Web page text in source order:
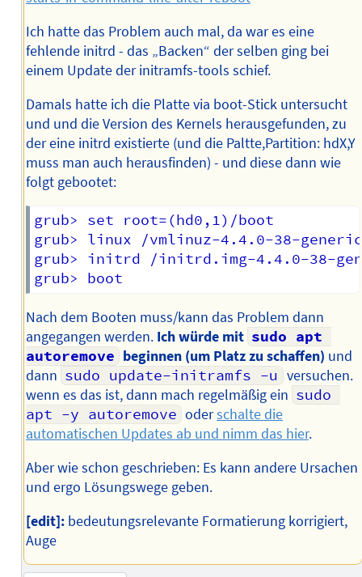
Ich hatte das Problem auch mal, da war es eine
fehlende initrd - das „Backen“ der selben ging bei
einem Update der initramfs-tools schief.
Damals hatte ich die Platte via boot-Stick untersucht
und und die Version des Kernels herausgefunden, zu
der eine initrd existierte (und die Paltte,Partition: hdX,Y
muss man auch herausfinden) - und diese dann wie
folgt gebootet:
grub> set root=(hd0,1)/boot
grub> linux /vmlinuz-4.4.0-38-
grub> initrd /initrd.img-4.4.0-38-
Nach dem Booten muss/kann das Problem dann
angegangen werden. Ich würde mit sudo apt
autoremove beginnen (um Platz zu schaffen) und
dann sudo update-initramfs -u versuchen.
wenn es das ist, dann mach regelmäßig ein sudo
apt -y autoremove oderschalte die
automatischen Updates ab und nimm das hier.
Aber wie schon geschrieben: Es kann andere Ursachen
und ergo Lösungswege geben.
[edit]:bedeutungsrelevante Formatierung korrigiert,
Auge